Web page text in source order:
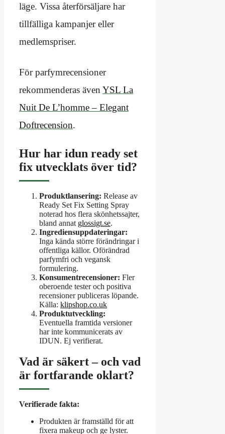
läge. Vissa återförsäljare har
tillfälliga kampanjer eller
medlemspriser.
För parfymrecensioner
rekommenderas även YSL La
Nuit De L’homme – Elegant
Doftrecension.
Hur har idun ready set
fix utvecklats över tid?
Produktlansering: Release av
Ready Set Fix Setting Spray
noterad hos flera skönhetssajter,
bland annat glossigt.se.
Ingrediensuppdateringar:
Inga kända större förändringar i
offentliga källor. Oförändrad
parfymfri och vegansk
formulering.
Konsumentrecensioner: Fler
oberoende tester och positiva
recensioner publiceras löpande.
Källa: klipshop.co.uk
Produktutveckling:
Eventuella framtida versioner
har inte kommunicerats av
IDUN. Ej verifierat.
Vad är säkert – och vad
är fortfarande oklart?
Verifierade fakta:
Produkten är framställd för att
fixera makeup och ge lyster.